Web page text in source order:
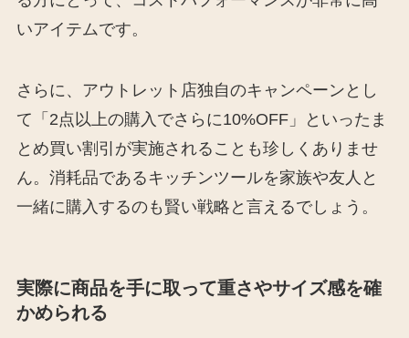
いアイテムです。
さらに、アウトレット店独自のキャンペーンとし
て「2点以上の購入でさらに10%OFF」といったま
とめ買い割引が実施されることも珍しくありませ
ん。消耗品であるキッチンツールを家族や友人と
一緒に購入するのも賢い戦略と言えるでしょう。
実際に商品を手に取って重さやサイズ感を確
かめられる